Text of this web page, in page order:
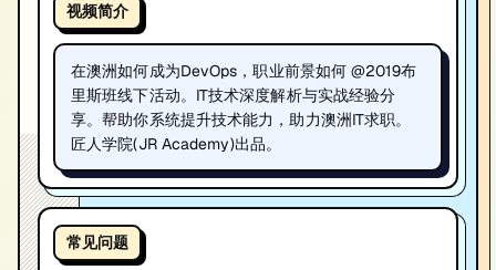
视频简介
在澳洲如何成为DevOps，职业前景如何 @2019布
里斯班线下活动。IT技术深度解析与实战经验分
享。帮助你系统提升技术能力，助力澳洲IT求职。
匠人学院(JR Academy)出品。
常见问题